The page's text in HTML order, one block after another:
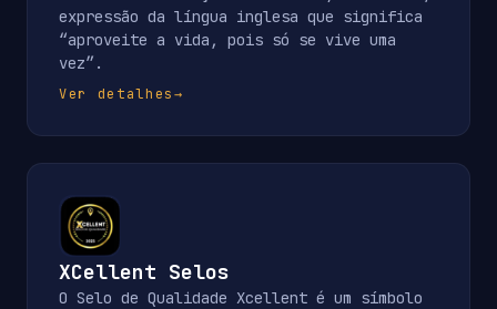
expressão da língua inglesa que significa
“aproveite a vida, pois só se vive uma
vez”.
Ver detalhes→
XCellent Selos
O Selo de Qualidade Xcellent é um símbolo